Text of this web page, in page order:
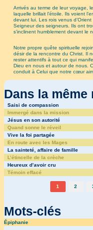
Arrivés au terme de leur voyage,
laquelle brillait l’étoile. Ils voient
devant lui. Les rois venus
Seigneur des seigneurs. Ils ont
s’inclinent humblement devant le
Notre propre quête spirituelle
désir de la rencontre du Christ. Il
rester attentifs à tout ce qui
Dieu en nous et autour de nous.
conduit à Celui que notre cœur
Dans la
Saisi de compassion
Immergé dans la mission
Jésus en son autorité
Quand sonne le réveil
Vive la foi partagée
En route avec les Mages
La sainteté, affaire de famille
L’étincelle de la crèche
Heureux d’avoir cru
Témoin effacé
1 2
Mots-clés
Épiphanie